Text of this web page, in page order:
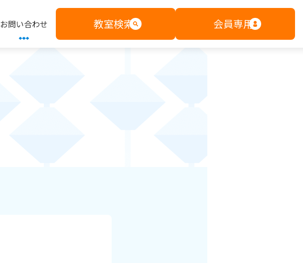
お問い合わせ 教室検索 会員専用